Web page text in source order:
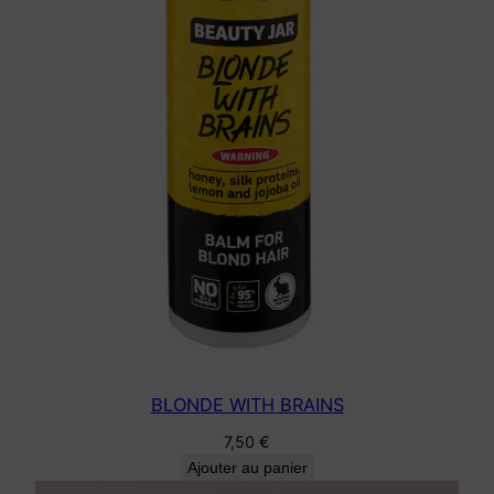
BLONDE WITH BRAINS
7,50 €
Ajouter au panier